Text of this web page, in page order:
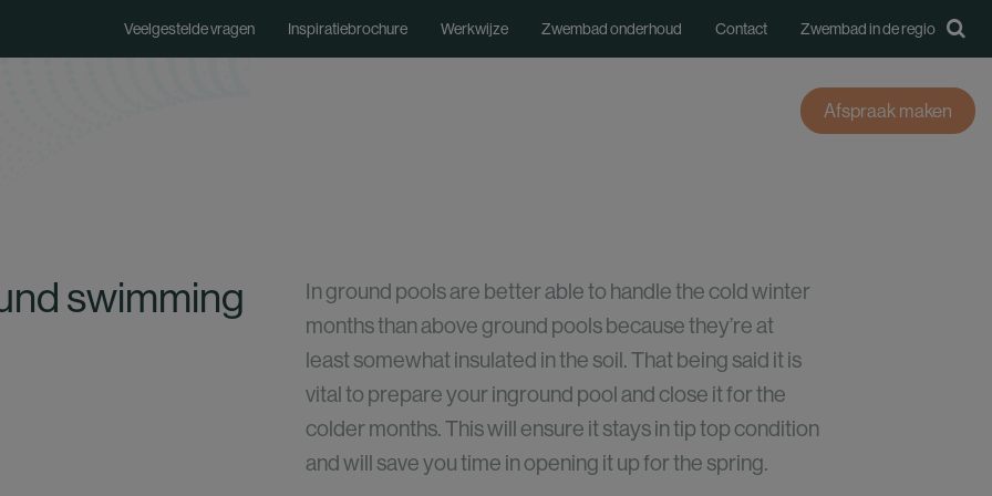
Veelgestelde vragen Inspiratiebrochure Werkwijze Zwembad onderhoud Contact Zwembad in de regio 
Zenn zwembad
La Plage 10 zwembad
XL+ zwembad
XL zwembad
Afspraak maken
swimming
In ground pools are better able to handle the cold winter
months than above ground pools because they’re at
least somewhat insulated in the soil. That being said it is
vital to prepare your inground pool and close it for the
colder months. This will ensure it stays in tip top condition
and will save you time in opening it up for the spring.